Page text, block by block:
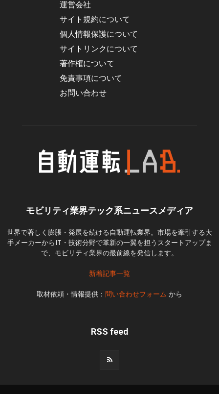
運営会社
サイト規約について
個人情報保護について
サイトリンクについて
著作権について
免責事項について
お問い合わせ
モビリティ業界テック系ニュースメディア
世界で著しく膨脹・発展を続ける自動運転業界。市場を牽引する大
手メーカーからIT・技術分野で革新の一翼を担うスタートアップま
で、モビリティ業界の最前線を発信します。
新着記事一覧
取材依頼・情報提供： 問い合わせフォーム から
RSS feed